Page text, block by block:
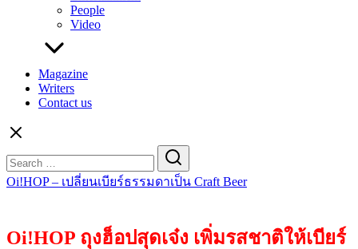
People
Video
Magazine
Writers
Contact us
for:
Oi!HOP – เปลี่ยนเบียร์ธรรมดาเป็น Craft Beer
Oi!HOP ถุงฮ็อปสุดเจ๋ง เพิ่มรสชาติให้เบียร์